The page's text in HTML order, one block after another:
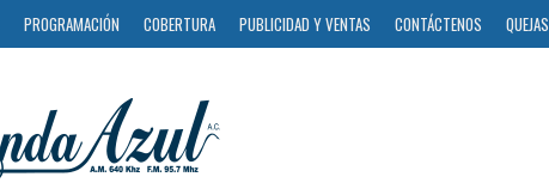
PROGRAMACIÓN COBERTURA PUBLICIDAD Y VENTAS CONTÁCTENOS QUEJAS